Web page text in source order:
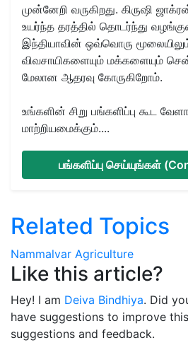
முன்னேறி வருகிறது. கிருஷி
உயர்ந்த தரத்தில் தொடர்ந்து
இந்தியாவின் ஒவ்வொரு
விவசாயிகளையும் மக்களையும்
மேலான ஆதரவு கோருகிறோம்.
உங்களின் சிறு பங்களிப்பு கூட
மாற்றியமைக்கும்....
பங்களிப்பு செய்யுங்கள்
Related Topics
Nammalvar Agriculture
Like this article?
Hey! I am Deiva Bindhiya. Did
have suggestions to improve
suggestions and feedback.